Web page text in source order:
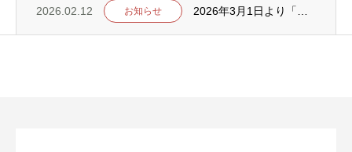
2026.02.12 お知らせ 2026年3月1日より「ポートアイランド支店・水道筋支店」の定休日を変更いたします